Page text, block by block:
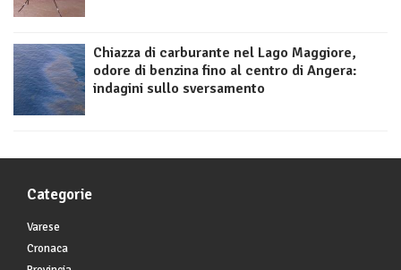
Chiazza di carburante nel Lago Maggiore,
odore di benzina fino al centro di Angera:
indagini sullo sversamento
Categorie
Varese
Cronaca